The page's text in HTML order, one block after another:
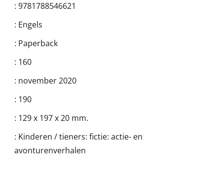
: 9781788546621
: Engels
: Paperback
: 160
: november 2020
: 190
: 129 x 197 x 20 mm.
: Kinderen / tieners: fictie: actie- en
avonturenverhalen